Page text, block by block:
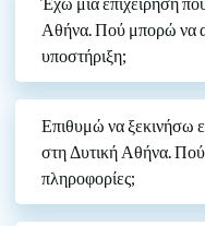
Αθήνα. Πού μπορώ να
υποστήριξη;
Επιθυμώ να ξεκινήσω
στη Δυτική Αθήνα.
πληροφορίες;